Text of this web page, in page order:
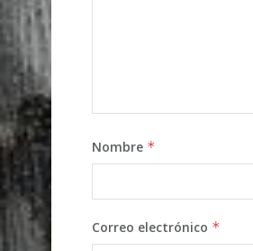
Nombre *
Correo electrónico *